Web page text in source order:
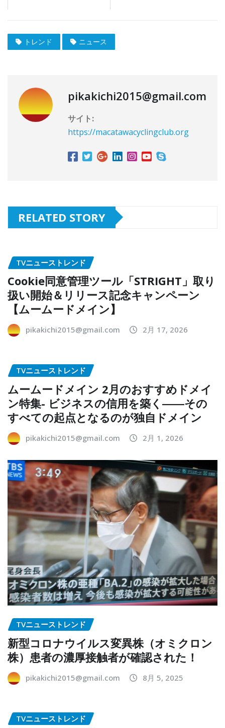
トレンド ニュース
pikakichi2015@gmail.com
サイト:
https://macatawacyclingclub.org
RELATED STORY
TVニューストレンド
Cookie同意管理ツール「STRIGHT」取り
扱い開始＆リリース記念キャンペーン
【ムームードメイン】
pikakichi2015@gmail.com 2月 17, 2026
TVニューストレンド
ムームードメイン 2月のおすすめドメイ
ン特集- ビジネスの信用を築く――その
すべての起点となるのが独自ドメイン
pikakichi2015@gmail.com 2月 1, 2026
TVニューストレンド
新型コロナウイルス変異株（オミクロン
株）患者の濃厚接触者が確認された！
pikakichi2015@gmail.com 8月 5, 2025
TVニューストレンド